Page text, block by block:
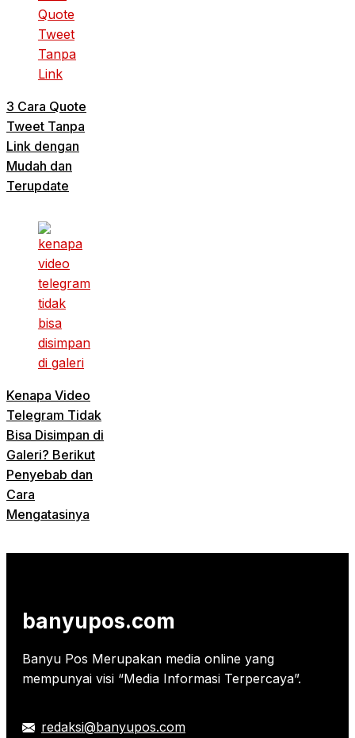
3 Cara Quote
Tweet Tanpa
Link dengan
Mudah dan
Terupdate
Kenapa Video
Telegram Tidak
Bisa Disimpan di
Galeri? Berikut
Penyebab dan
Cara
Mengatasinya
banyupos.com
Banyu Pos Merupakan media online yang
mempunyai visi “Media Informasi Terpercaya”.
redaksi@banyupos.com